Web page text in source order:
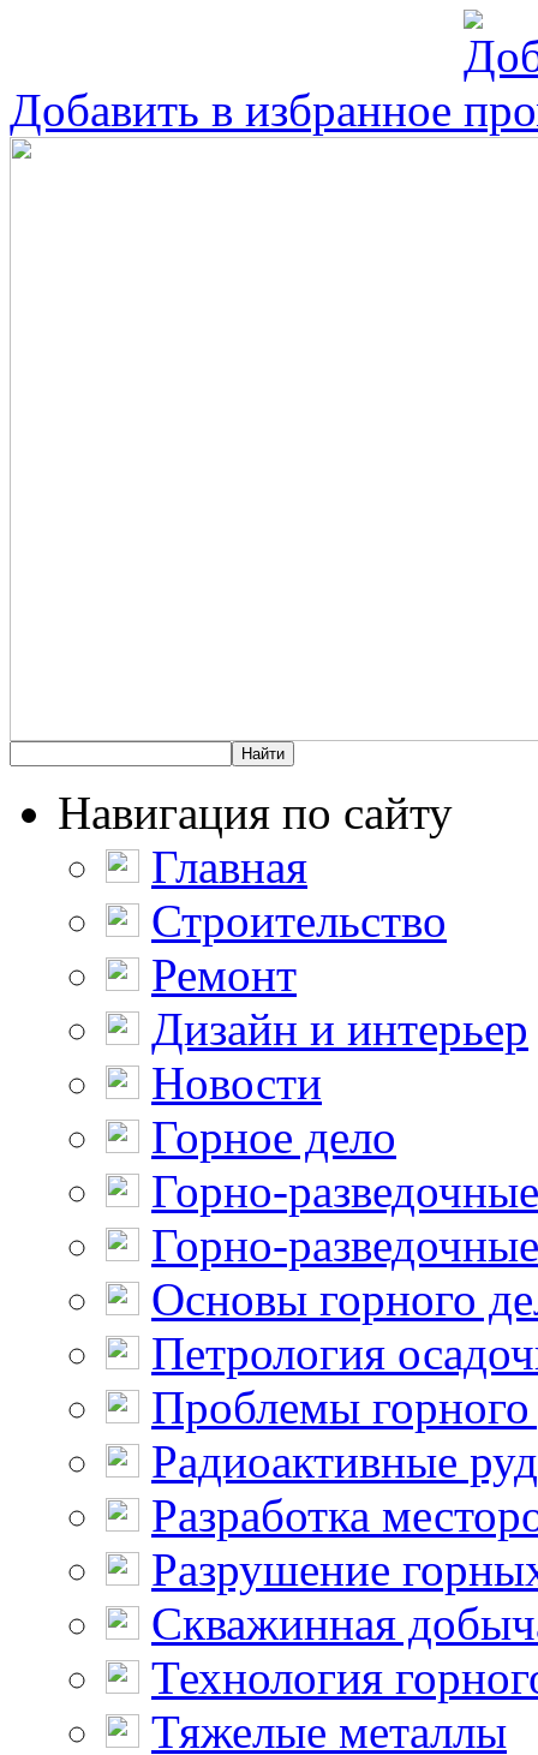
Добавить в избранное
Навигация по сайту
Главная
Строительство
Ремонт
Дизайн и интерьер
Новости
Горное дело
Горно-
Горно-
Основы горного
Петрология
Проблемы горного
Радиоактивные
Разработка
Разрушение
Скважинная
Технология
Тяжелые металлы